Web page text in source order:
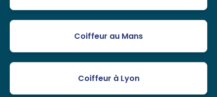
Coiffeur au Mans
Coiffeur à Lyon